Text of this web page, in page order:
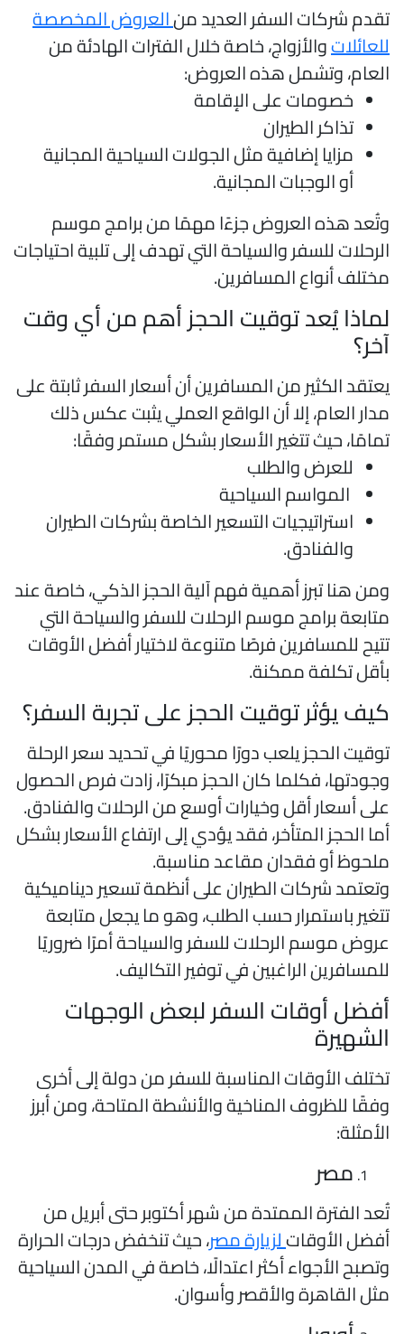
شركات السفر العديد منالعروض المخصصة
والأزواج، خاصة خلال الفترات الهادئة من
وتشمل هذه العروض:
خصومات على الإقامة
تذاكر الطيران
مزايا إضافية مثل الجولات السياحية المجانية
أو الوجبات المجانية.
هذه العروض جزءًا مهمًا من برامج موسم
للسفر والسياحة التي تهدف إلى تلبية احتياجات
أنواع المسافرين.
يُعد توقيت الحجز أهم من أي وقت
الكثير من المسافرين أن أسعار السفر ثابتة على
العام، إلا أن الواقع العملي يثبت عكس ذلك
حيث تتغير الأسعار بشكل مستمر وفقًا:
للعرض والطلب
المواسم السياحية
استراتيجيات التسعير الخاصة بشركات الطيران
والفنادق.
هنا تبرز أهمية فهم آلية الحجز الذكي، خاصة عند
برامج موسم الرحلات للسفر والسياحة التي
للمسافرين فرصًا متنوعة لاختيار أفضل الأوقات
تكلفة ممكنة.
يؤثر توقيت الحجز على تجربة السفر؟
الحجز يلعب دورًا محوريًا في تحديد سعر الرحلة
فكلما كان الحجز مبكرًا، زادت فرص الحصول
أسعار أقل وخيارات أوسع من الرحلات والفنادق.
الحجز المتأخر، فقد يؤدي إلى ارتفاع الأسعار بشكل
أو فقدان مقاعد مناسبة.
شركات الطيران على أنظمة تسعير ديناميكية
باستمرار حسب الطلب، وهو ما يجعل متابعة
موسم الرحلات للسفر والسياحة أمرًا ضروريًا
الراغبين في توفير التكاليف.
أوقات السفر لبعض الوجهات
الأوقات المناسبة للسفر من دولة إلى أخرى
للظروف المناخية والأنشطة المتاحة، ومن أبرز
مصر
الفترة الممتدة من شهر أكتوبر حتى أبريل من
الأوقاتلزيارة مصر، حيث تنخفض درجات الحرارة
الأجواء أكثر اعتدالًا، خاصة في المدن السياحية
القاهرة والأقصر وأسوان.